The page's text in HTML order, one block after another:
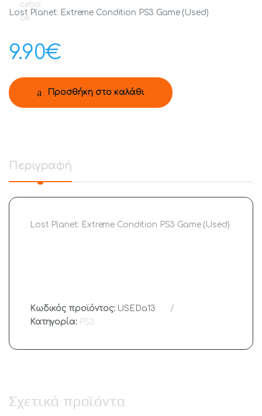
Lost Planet: Extreme Condition PS3 Game (Used)
9.90€
Προσθήκη στο καλάθι
Περιγραφή
Lost Planet: Extreme Condition PS3 Game (Used)
Κωδικός προϊόντος: USEDa13
Κατηγορία: PS3
Σχετικά προϊόντα